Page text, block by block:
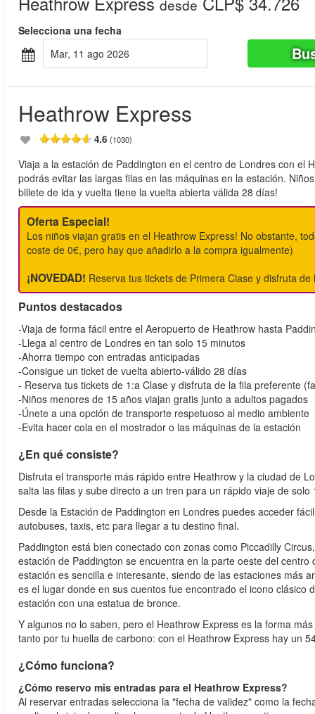
desde
Selecciona una fecha
mar, 11 ago 2026
Heathrow Express
4.6 (1030)
Viaja a la estación de Paddington en el centro de Londres con el
podrás evitar las largas filas en las máquinas en la estación.
billete de ida y vuelta tiene la vuelta abierta válida 28 días!
Oferta Especial!
Los niños viajan gratis en el Heathrow Express! No obstante,
coste de 0€, pero hay que añadirlo a la compra igualmente)
¡NOVEDAD! Reserva tus tickets de Primera Clase y disfruta
Puntos destacados
-Viaja de forma fácil entre el Aeropuerto de Heathrow hasta
-Llega al centro de Londres en tan solo 15 minutos
-Ahorra tiempo con entradas anticipadas
-Consigue un ticket de vuelta abierto-válido 28 días
- Reserva tus tickets de 1:a Clase y disfruta de la fila preferente
-Niños menores de 15 años viajan gratis junto a adultos pagados
-Únete a una opción de transporte respetuoso al medio ambiente
-Evita hacer cola en el mostrador o las máquinas de la estación
¿En qué consiste?
Disfruta el transporte más rápido entre Heathrow y la ciudad de
salta las filas y sube directo a un tren para un rápido viaje de solo
Desde la Estación de Paddington en Londres puedes acceder
autobuses, taxis, etc para llegar a tu destino final.
Paddington está bien conectado con zonas como Piccadilly
estación de Paddington se encuentra en la parte oeste del
estación es sencilla e interesante, siendo de las estaciones más
es el lugar donde en sus cuentos fue encontrado el icono
estación con una estatua de bronce.
Y algunos no lo saben, pero el Heathrow Express es la forma
tanto por tu huella de carbono: con el Heathrow Express hay un
¿Cómo funciona?
¿Cómo reservo mis entradas para el Heathrow Express?
Al reservar entradas selecciona la "fecha de validez" como la